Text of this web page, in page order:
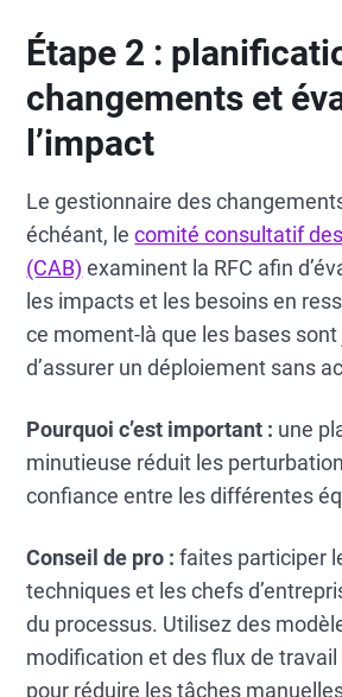
Étape 2 :
changements et
l’impact
Le gestionnaire des
échéant, lecomité consultatif
(CAB) examinent la RFC afin
les impacts et les besoins en
ce moment-là que les bases
d’assurer un déploiement sans
Pourquoi c’est important : une
minutieuse réduit les
confiance entre les différentes
Conseil de pro :faites participer
techniques et les chefs
du processus. Utilisez des
modification et des flux de
pour réduire les tâches